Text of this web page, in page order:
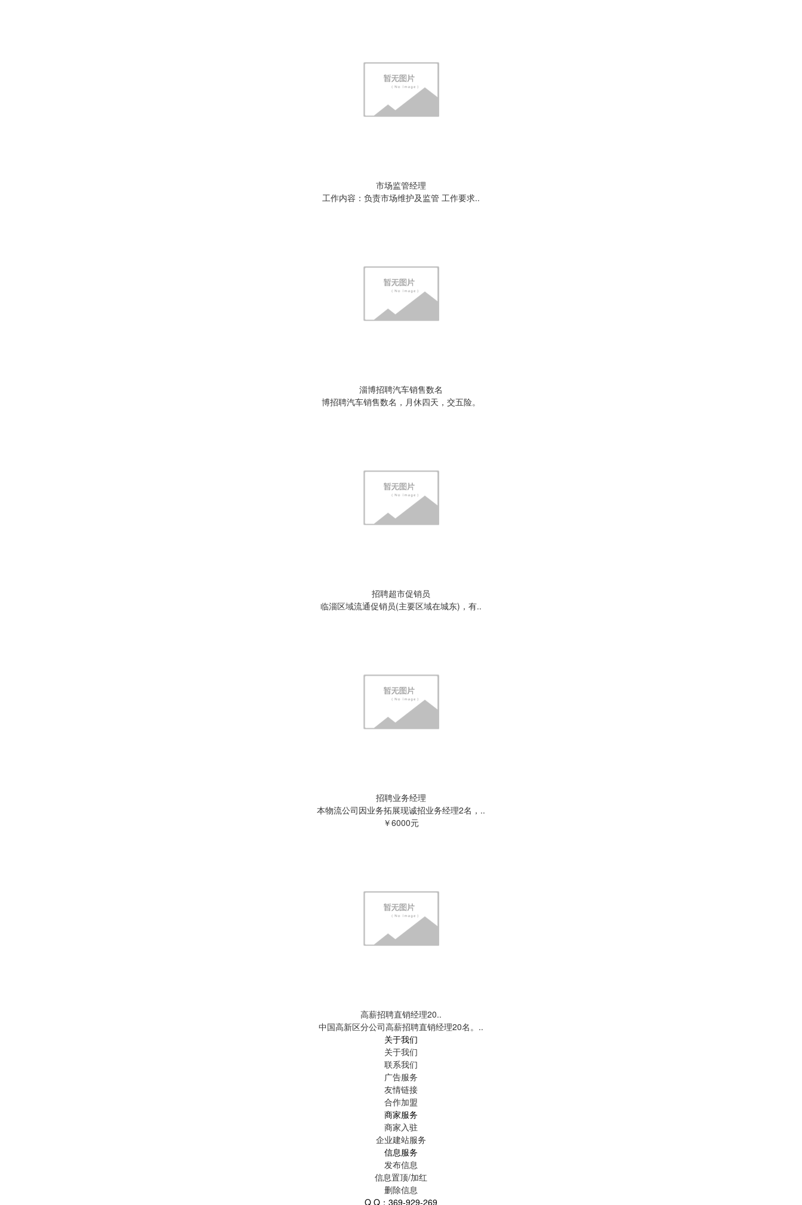
市场监管经理
工作内容：负责市场维护及监管 工作要求..
淄博招聘汽车销售数名
博招聘汽车销售数名，月休四天，交五险。
招聘超市促销员
临淄区域流通促销员(主要区域在城东)，有..
招聘业务经理
本物流公司因业务拓展现诚招业务经理2名，..
￥6000元
高薪招聘直销经理20..
中国高新区分公司高薪招聘直销经理20名。..
关于我们
关于我们
联系我们
广告服务
友情链接
合作加盟
商家服务
商家入驻
企业建站服务
信息服务
发布信息
信息置顶/加红
删除信息
Q Q：369-929-269